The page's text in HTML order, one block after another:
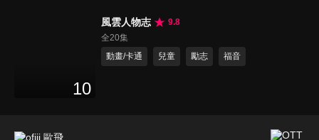
10
風雲人物志
9.8
全20集
動畫/卡通
兒童 勵志 福音